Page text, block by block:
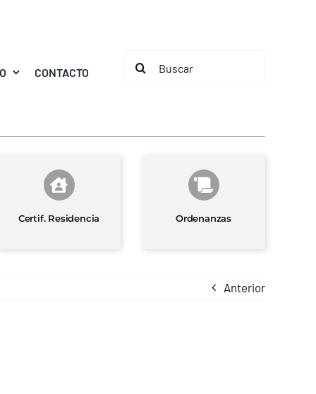
CONTACTO
Buscar:
Certif. Residencia Ordenanzas
Anterior